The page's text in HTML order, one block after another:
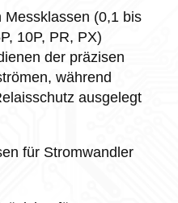
Messklassen (0,1 bis
10P, PR, PX)
der präzisen
während
ausgelegt
für Stromwandler